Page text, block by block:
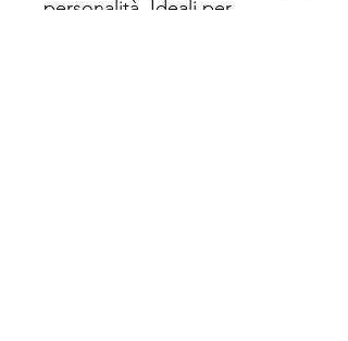
personalità. Ideali per